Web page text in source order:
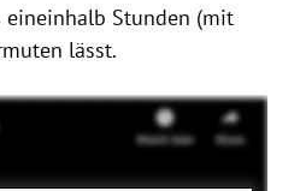
Stunden (mit
lässt.